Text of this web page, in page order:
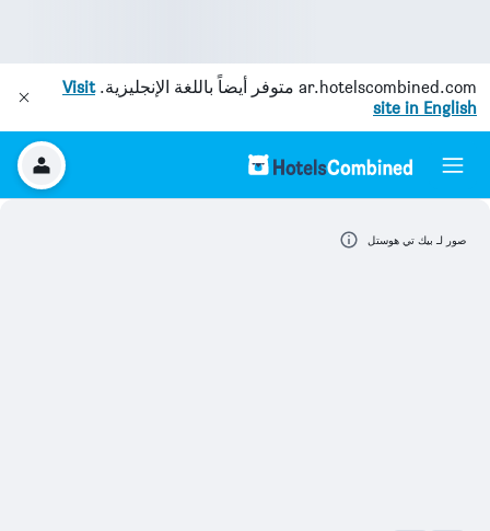
ar.hotelscombined.com متوفر أيضاً باللغة الإنجليزية.Visit
site in English
صور لـ بيك تي هوستل